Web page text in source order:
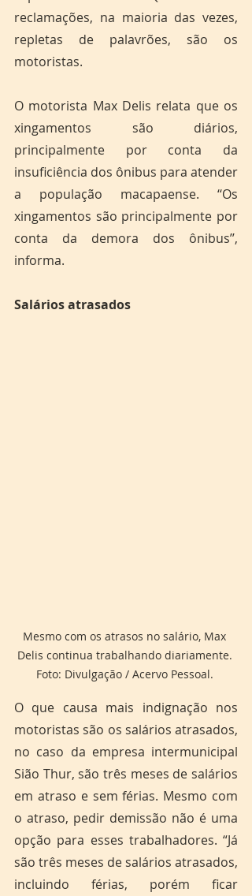
reclamações, na maioria das vezes,
repletas de palavrões, são os
motoristas.
O motorista Max Delis relata que os
xingamentos são diários,
principalmente por conta da
insuficiência dos ônibus para atender
a população macapaense. ‘‘Os
xingamentos são principalmente por
conta da demora dos ônibus’’,
informa.
Salários atrasados
Mesmo com os atrasos no salário, Max
Delis continua trabalhando diariamente.
Foto: Divulgação / Acervo Pessoal.
O que causa mais indignação nos
motoristas são os salários atrasados,
no caso da empresa intermunicipal
Sião Thur, são três meses de salários
em atraso e sem férias. Mesmo com
o atraso, pedir demissão não é uma
opção para esses trabalhadores. “Já
são três meses de salários atrasados,
incluindo férias, porém ficar